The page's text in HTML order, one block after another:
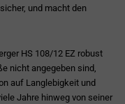
und macht den
HS 108/12 EZ robust
nicht angegeben sind,
auf Langlebigkeit und
Jahre hinweg von seiner